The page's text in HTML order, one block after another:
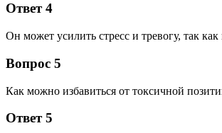
Ответ 4
Он может усилить стресс и тревогу, так
Вопрос 5
Как можно избавиться от токсичной
Ответ 5